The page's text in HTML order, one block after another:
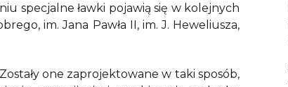
specjalne ławki pojawią się w kolejnych
im. Jana Pawła II, im. J. Heweliusza,
one zaprojektowane w taki sposób,